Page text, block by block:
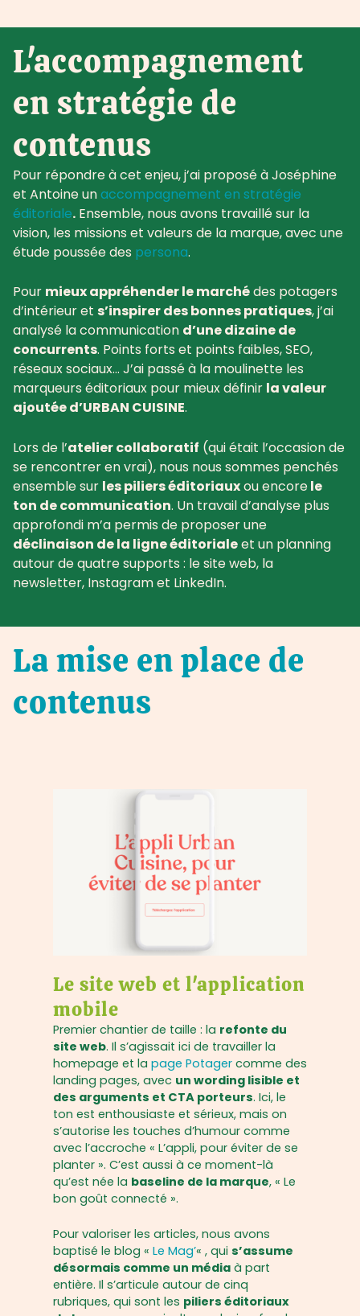
L'accompagnement
en stratégie de
contenus
Pour répondre à cet enjeu, j’ai proposé à Joséphine
et Antoine unaccompagnement en stratégie
éditoriale. Ensemble, nous avons travaillé sur la
vision, les missions et valeurs de la marque, avec une
étude poussée des persona.
Pour mieux appréhender le marchédes potagers
d’intérieur et s’inspirer des bonnes pratiques, j’ai
analysé la communication d’une dizaine de
concurrents. Points forts et points faibles, SEO,
réseaux sociaux… J’ai passé à la moulinette les
marqueurs éditoriaux pour mieux définir la valeur
ajoutée d’URBAN CUISINE.
Lors de l’atelier collaboratif (qui était l’occasion de
se rencontrer en vrai), nous nous sommes penchés
ensemble sur les piliers éditoriauxou encorele
ton de communication. Un travail d’analyse plus
approfondi m’a permis de proposer une
déclinaison de la ligne éditorialeet un planning
autour de quatre supports : le site web, la
newsletter, Instagram et LinkedIn.
La mise en place de
contenus
Le site web et l'application
mobile
Premier chantier de taille : la refonte du
site web. Il s’agissait ici de travailler la
homepage et la page Potager comme des
landing pages, avec un wording lisible et
des arguments et CTA porteurs. Ici, le
ton est enthousiaste et sérieux, mais on
s’autorise les touches d’humour comme
avec l’accroche « L’appli, pour éviter de se
planter ». C’est aussi à ce moment-là
qu’est née la baseline de la marque, « Le
bon goût connecté ».
Pour valoriser les articles, nous avons
baptisé le blog « Le Mag’« , qui s’assume
désormais comme un média à part
entière. Il s’articule autour de cinq
rubriques, qui sont les piliers éditoriaux